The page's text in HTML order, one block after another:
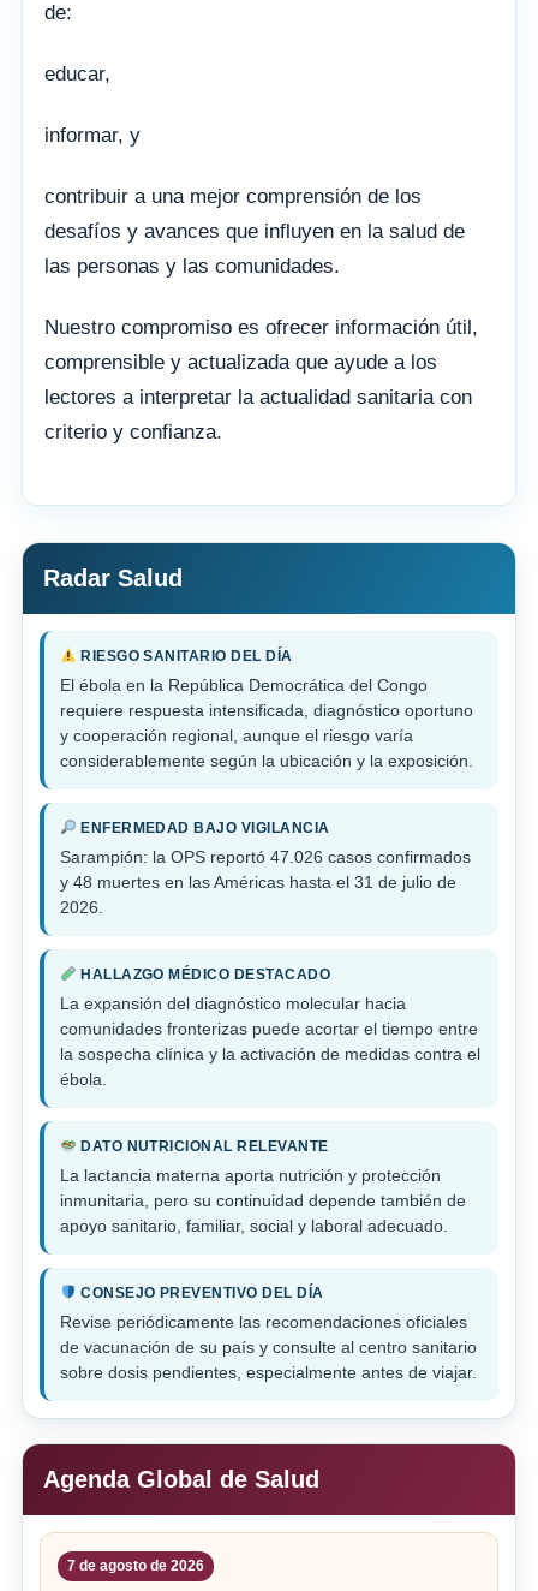
de:
educar,
informar, y
contribuir a una mejor comprensión de los
desafíos y avances que influyen en la salud de
las personas y las comunidades.
Nuestro compromiso es ofrecer información útil,
comprensible y actualizada que ayude a los
lectores a interpretar la actualidad sanitaria con
criterio y confianza.
Radar Salud
RIESGO SANITARIO DEL DÍA
El ébola en la República Democrática del Congo
requiere respuesta intensificada, diagnóstico oportuno
y cooperación regional, aunque el riesgo varía
considerablemente según la ubicación y la exposición.
ENFERMEDAD BAJO VIGILANCIA
Sarampión: la OPS reportó 47.026 casos confirmados
y 48 muertes en las Américas hasta el 31 de julio de
2026.
HALLAZGO MÉDICO DESTACADO
La expansión del diagnóstico molecular hacia
comunidades fronterizas puede acortar el tiempo entre
la sospecha clínica y la activación de medidas contra el
ébola.
DATO NUTRICIONAL RELEVANTE
La lactancia materna aporta nutrición y protección
inmunitaria, pero su continuidad depende también de
apoyo sanitario, familiar, social y laboral adecuado.
CONSEJO PREVENTIVO DEL DÍA
Revise periódicamente las recomendaciones oficiales
de vacunación de su país y consulte al centro sanitario
sobre dosis pendientes, especialmente antes de viajar.
Agenda Global de Salud
7 de agosto de 2026